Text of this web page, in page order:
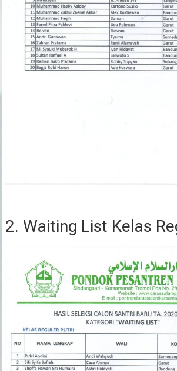
2. Waiting List Kelas